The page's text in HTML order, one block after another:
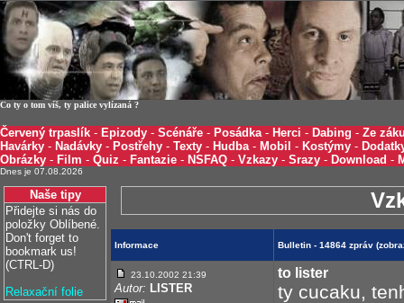
Co ty o tom víš, ty palice vylízaná ?
Červený trpaslík - Epizody - Scénáře - Posádka- Herci - Dabing - Ze
Havárky - Nadávky - Postřehy - Texty - Hudba- Mobil - Kostýmy -
Obrázky - Film - Quiz - Fantazie - NSFAQ - Vzkazy - Srazy - Download -
Dnes je 07.08.2026
Naše tipy
Přidejte si nás do
položky Oblíbené.
Don't forget to
bookmark us!
(CTRL-D)
Relaxační folie
Informace Bulletin - 14864 zpráv
23.10.2002 21:39
Autor: LISTER
to lister
ty cucaku,